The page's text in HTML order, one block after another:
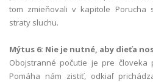
tom zmieňovali v kapitole Porucha
straty sluchu.
Mýtus 6: Nie je nutné, aby dieťa
Obojstranné počutie je pre človeka
Pomáha nám zistiť, odkiaľ